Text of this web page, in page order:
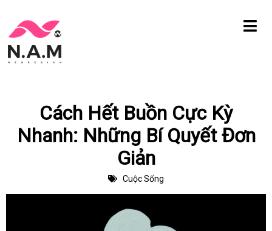
Chuyển
tới
Cách Hết Buồn Cực Kỳ
Nhanh: Những Bí Quyết Đơn
Giản
Cuộc Sống